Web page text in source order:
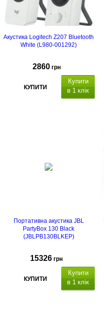
Акустика Logitech Z207 Bluetooth
White (L980-001292)
2860 грн
КУПИТИ
Купити
в 1 клік
Портативна акустика JBL
PartyBox 130 Black
(JBLPB130BLKEP)
15326 грн
КУПИТИ
Купити
в 1 клік